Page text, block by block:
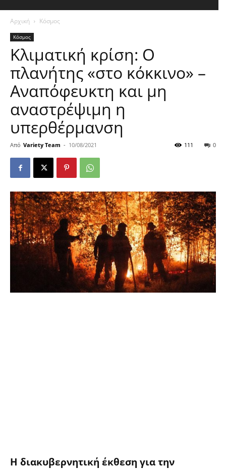
Αρχική Κόσμος
Κόσμος
Κλιματική κρίση: Ο
πλανήτης «στο κόκκινο» –
Αναπόφευκτη και μη
αναστρέψιμη η
υπερθέρμανση
Από Variety Team - 10/08/2021 0
111
Η διακυβερνητική έκθεση για την